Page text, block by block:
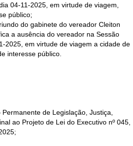
04-11-2025, em virtude de viagem,
público;
do gabinete do vereador Cleiton
a ausência do vereador na Sessão
2025, em virtude de viagem a cidade de
interesse público.
de Legislação, Justiça,
ao Projeto de Lei do Executivo nº 045,